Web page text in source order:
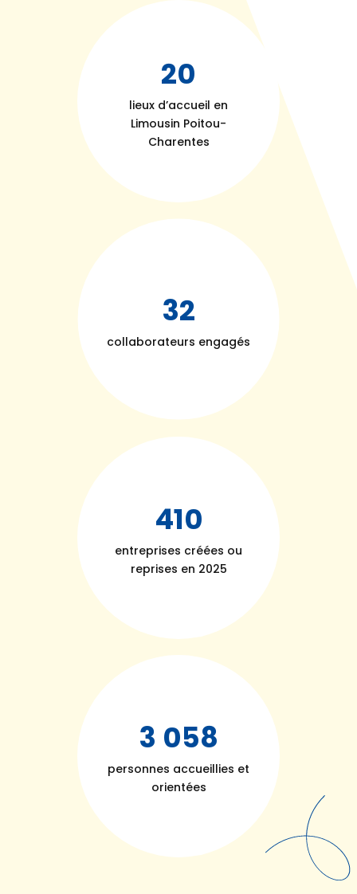
Formulaire de contact
DécouvrirBGE
20
lieux d’accueil en
Limousin Poitou-
Charentes
32
collaborateurs engagés
410
entreprises créées ou
reprises en 2025
3 058
personnes accueillies et
orientées